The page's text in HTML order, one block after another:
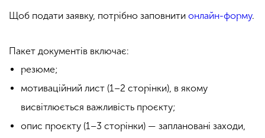
Щоб подати заявку, потрібно заповнити онлайн-форму.
Пакет документів включає:
резюме;
мотиваційний лист (1–2 сторінки), в якому
висвітлюється важливість проєкту;
опис проєкту (1–3 сторінки) — заплановані заходи,